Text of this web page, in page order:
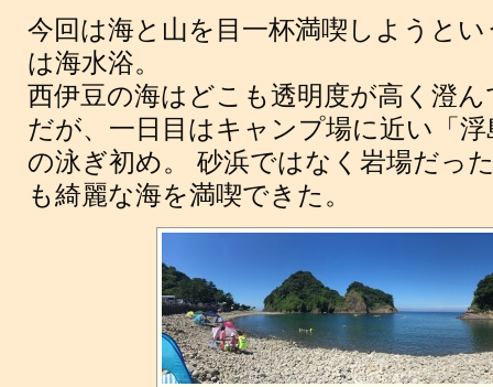
今回は海と山を目一杯満喫しようと
は海水浴。
西伊豆の海はどこも透明度が高く澄
だが、一日目はキャンプ場に近い「
の泳ぎ初め。 砂浜ではなく岩場だっ
も綺麗な海を満喫できた。